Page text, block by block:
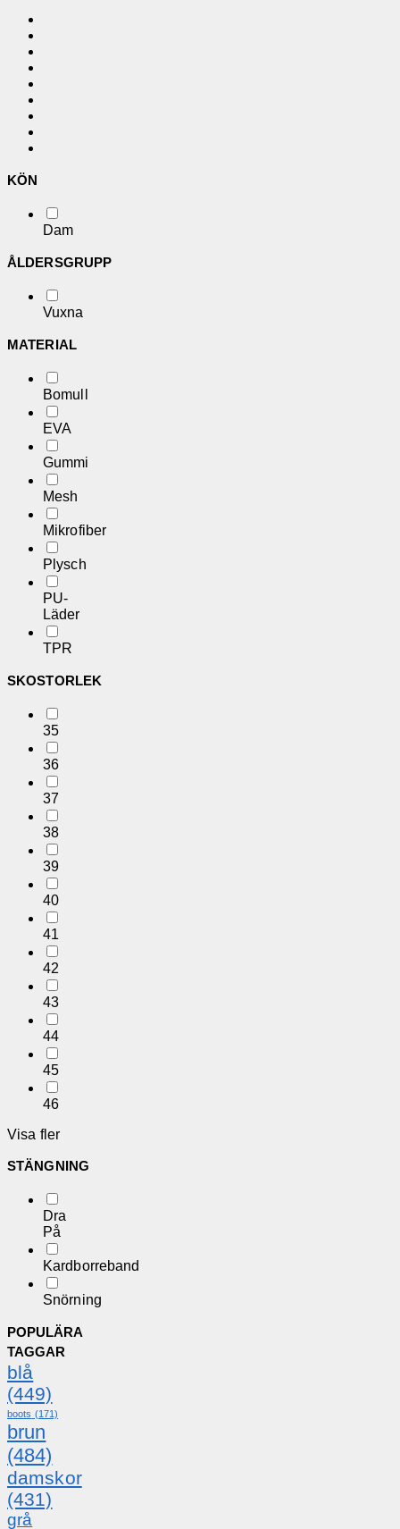
KÖN
Dam
ÅLDERSGRUPP
Vuxna
MATERIAL
Bomull
EVA
Gummi
Mesh
Mikrofiber
Plysch
PU-
Läder
TPR
SKOSTORLEK
35
36
37
38
39
40
41
42
43
44
45
46
Visa fler
STÄNGNING
Dra
På
Kardborreband
Snörning
POPULÄRA
TAGGAR
blå
(449)
boots (171)
brun
(484)
damskor
(431)
grå